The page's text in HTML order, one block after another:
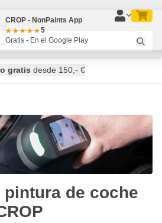
se envía hoy
gratis desde 150,- €
pintura de coche
CROP - NonPaints App
5
Gratis - En el Google Play